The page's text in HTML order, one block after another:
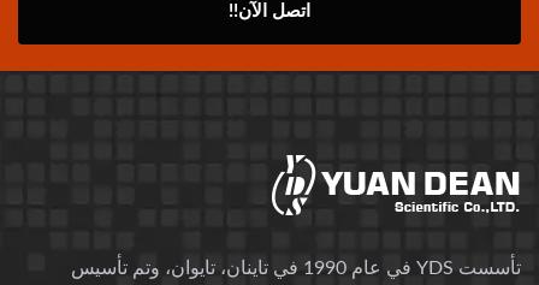
اتصل الآن!!
تأسست YDS في عام 1990 في تاينان، تايوان، وتم تأسيس